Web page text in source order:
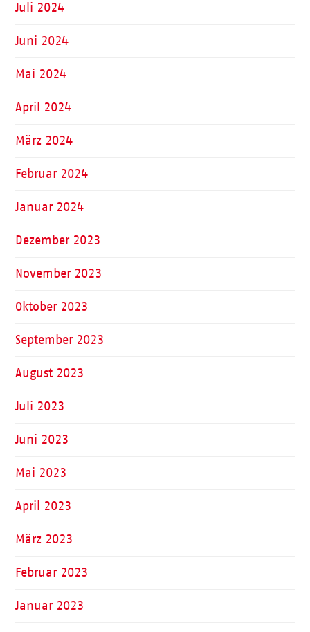
Juli 2024
Juni 2024
Mai 2024
April 2024
März 2024
Februar 2024
Januar 2024
Dezember 2023
November 2023
Oktober 2023
September 2023
August 2023
Juli 2023
Juni 2023
Mai 2023
April 2023
März 2023
Februar 2023
Januar 2023